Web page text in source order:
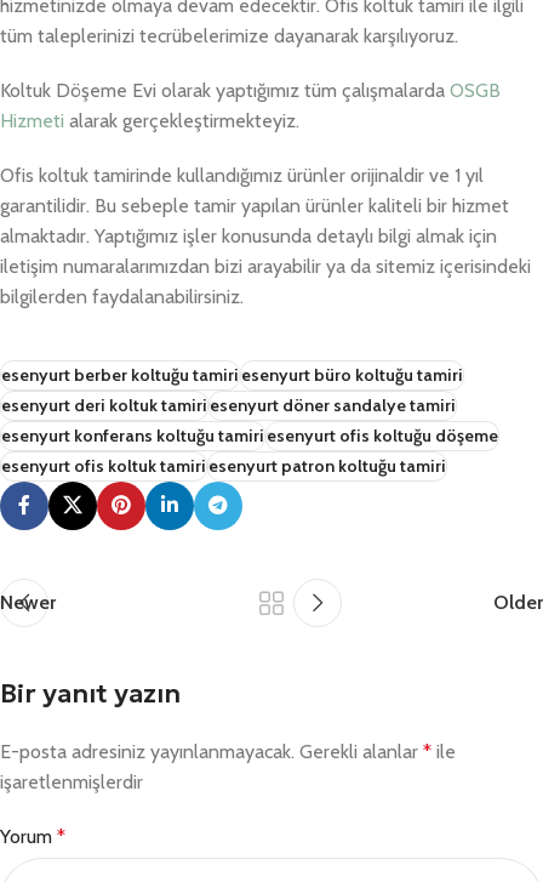
hizmetinizde olmaya devam edecektir. Ofis koltuk tamiri ile ilgili
tüm taleplerinizi tecrübelerimize dayanarak karşılıyoruz.
Koltuk Döşeme Evi olarak yaptığımız tüm çalışmalarda OSGB
Hizmeti alarak gerçekleştirmekteyiz.
Ofis koltuk tamirinde kullandığımız ürünler orijinaldir ve 1 yıl
garantilidir. Bu sebeple tamir yapılan ürünler kaliteli bir hizmet
almaktadır. Yaptığımız işler konusunda detaylı bilgi almak için
iletişim numaralarımızdan bizi arayabilir ya da sitemiz içerisindeki
bilgilerden faydalanabilirsiniz.
esenyurt berber koltuğu tamiriesenyurt büro koltuğu tamiri
esenyurt deri koltuk tamiriesenyurt döner sandalye tamiri
esenyurt konferans koltuğu tamiriesenyurt ofis koltuğu döşeme
esenyurt ofis koltuk tamiriesenyurt patron koltuğu tamiri
Newer Older
Bir yanıt yazın
E-posta adresiniz yayınlanmayacak. Gerekli alanlar * ile
işaretlenmişlerdir
Yorum *